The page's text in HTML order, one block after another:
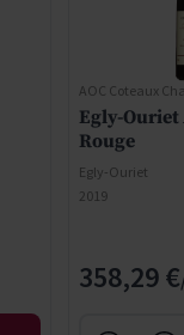
AOC Coteaux
Egly-
Rouge
Egly-Ouriet
2019
358,29 €